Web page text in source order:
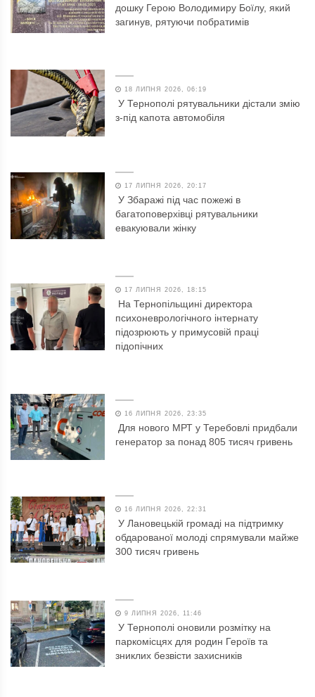
дошку Герою Володимиру Боїлу, який
загинув, рятуючи побратимів
18 ЛИПНЯ 2026, 06:19
У Тернополі рятувальники дістали змію
з-під капота автомобіля
17 ЛИПНЯ 2026, 20:17
У Збаражі під час пожежі в
багатоповерхівці рятувальники
евакуювали жінку
17 ЛИПНЯ 2026, 18:15
На Тернопільщині директора
психоневрологічного інтернату
підозрюють у примусовій праці
підопічних
16 ЛИПНЯ 2026, 23:35
Для нового МРТ у Теребовлі придбали
генератор за понад 805 тисяч гривень
16 ЛИПНЯ 2026, 22:31
У Лановецькій громаді на підтримку
обдарованої молоді спрямували майже
300 тисяч гривень
9 ЛИПНЯ 2026, 11:46
У Тернополі оновили розмітку на
паркомісцях для родин Героїв та
зниклих безвісти захисників